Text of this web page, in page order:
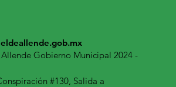
Gobierno Municipal 2024 -
#130, Salida a